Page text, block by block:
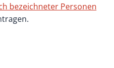
bezeichneter Personen